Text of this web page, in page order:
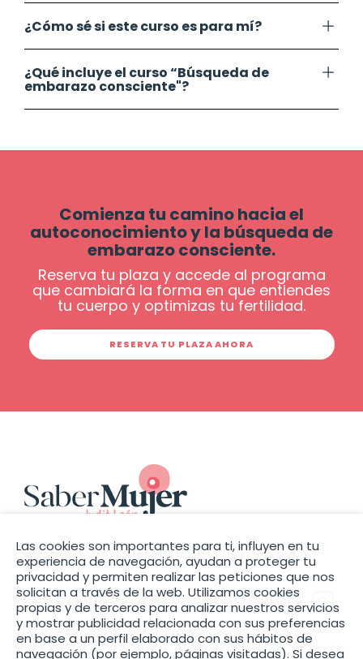
¿Cómo sé si este curso es para mí?
¿Qué incluye el curso “Búsqueda de
embarazo consciente"?
Comienza tu camino hacia el
autoconocimiento y la búsqueda de
embarazo consciente.
Reserva tu plaza y accede al programa
que cambiará la forma en que entiendes
tu cuerpo y optimizas tu fertilidad.
RESERVA TU PLAZA AHORA
contacto@sabermujer.com
Política de privacidad
Política de cookies
Las cookies son importantes para ti, influyen en tu
experiencia de navegación, ayudan a proteger tu
privacidad y permiten realizar las peticiones que nos
solicitan a través de la web. Utilizamos cookies
propias y de terceros para analizar nuestros servicios
y mostrar publicidad relacionada con sus preferencias
en base a un perfil elaborado con sus hábitos de
navegación (por ejemplo, páginas visitadas). Si desea